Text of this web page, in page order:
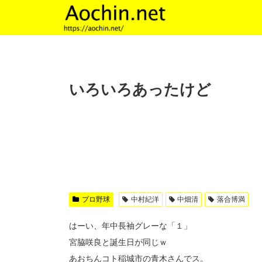
いろいろあったけど
プロ野球 中村紀洋 中畑清 落合博満
はーい、年中長袖グレーな「１」
宮脇咲良と誕生日が同じｗ
あおちんコト稲城市の青木さんでス。